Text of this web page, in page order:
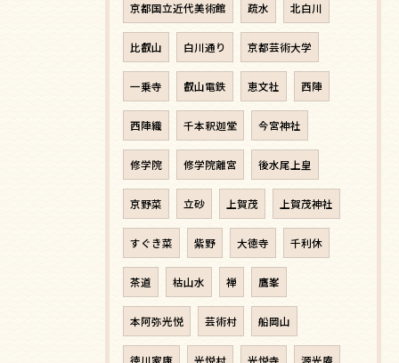
京都国立近代美術館 疏水 北白川
比叡山 白川通り 京都芸術大学
一乗寺 叡山電鉄 恵文社 西陣
西陣織 千本釈迦堂 今宮神社
修学院 修学院離宮 後水尾上皇
京野菜 立砂 上賀茂 上賀茂神社
すぐき菜 紫野 大徳寺 千利休
茶道 枯山水 禅 鷹峯
本阿弥光悦 芸術村 船岡山